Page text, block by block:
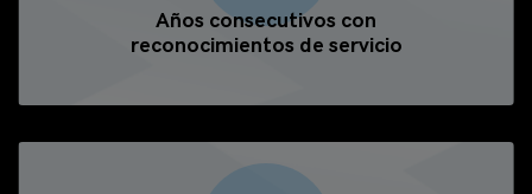
Años consecutivos con
reconocimientos de servicio